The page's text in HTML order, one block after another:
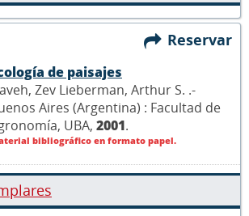
Reservar
de paisajes
Zev Lieberman, Arthur S. .-
Aires (Argentina) : Facultad de
UBA, 2001.
bibliográfico en formato papel.